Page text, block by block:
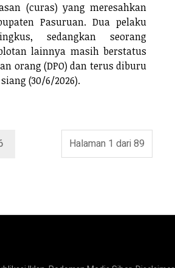
(curas) yang meresahkan
Pasuruan. Dua pelaku
sedangkan seorang
lainnya masih berstatus
orang (DPO) dan terus diburu
(30/6/2026).
Halaman 1 dari 89